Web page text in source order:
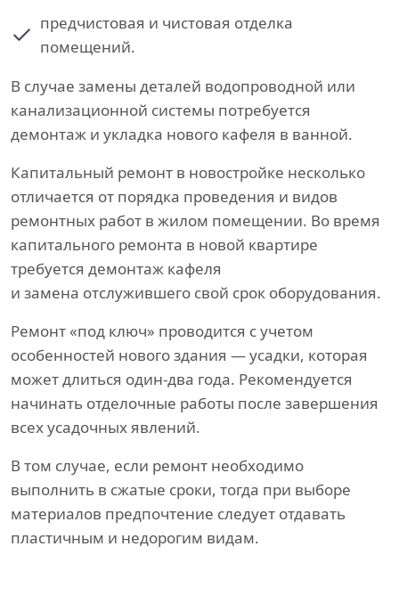
предчистовая и чистовая отделка
помещений.
В случае замены деталей водопроводной или
канализационной системы потребуется
демонтаж и укладка нового кафеля в ванной.
Капитальный ремонт в новостройке несколько
отличается от порядка проведения и видов
ремонтных работ в жилом помещении. Во время
капитального ремонта в новой квартире
требуется демонтаж кафеля
и замена отслужившего свой срок оборудования.
Ремонт «под ключ» проводится с учетом
особенностей нового здания — усадки, которая
может длиться один-два года. Рекомендуется
начинать отделочные работы после завершения
всех усадочных явлений.
В том случае, если ремонт необходимо
выполнить в сжатые сроки, тогда при выборе
материалов предпочтение следует отдавать
пластичным и недорогим видам.